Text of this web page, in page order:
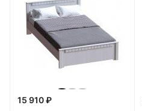
15 910 ₽